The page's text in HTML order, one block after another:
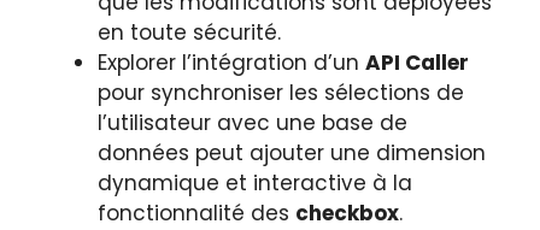
en toute sécurité.
Explorer l’intégration d’un API Caller
pour synchroniser les sélections de
l’utilisateur avec une base de
données peut ajouter une dimension
dynamique et interactive à la
fonctionnalité des checkbox.